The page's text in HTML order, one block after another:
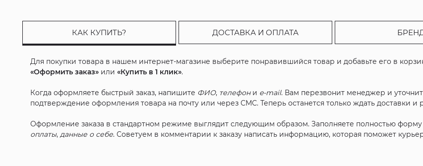
КАК КУПИТЬ? ДОСТАВКА И ОПЛАТА
Для покупки товара в нашем интернет-магазине выберите понравившийся товар и добавьте его в
«Оформить заказ» или«Купить в 1 клик».
Когда оформляете быстрый заказ, напишите ФИО, телефони e-mail. Вам перезвонит менеджер и
подтверждение оформления товара на почту или через СМС. Теперь останется только ждать доставки и
Оформление заказа в стандартном режиме выглядит следующим образом. Заполняете полностью форму
оплаты,данные о себе. Советуем в комментарии к заказу написать информацию, которая поможет